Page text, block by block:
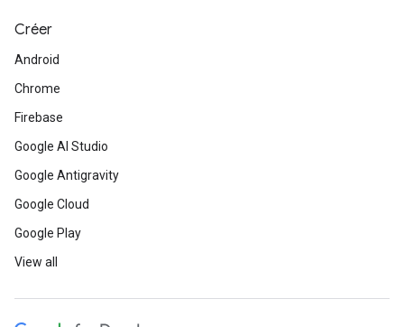
Créer
Android
Chrome
Firebase
Google AI Studio
Google Antigravity
Google Cloud
Google Play
View all